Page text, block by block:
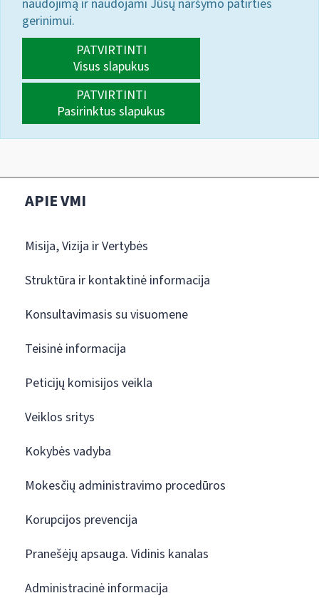
naudojimą ir naudojami Jūsų naršymo patirties
gerinimui.
PATVIRTINTI
Visus slapukus
PATVIRTINTI
Pasirinktus slapukus
APIE VMI
Misija, Vizija ir Vertybės
Struktūra ir kontaktinė informacija
Konsultavimasis su visuomene
Teisinė informacija
Peticijų komisijos veikla
Veiklos sritys
Kokybės vadyba
Mokesčių administravimo procedūros
Korupcijos prevencija
Pranešėjų apsauga. Vidinis kanalas
Administracinė informacija